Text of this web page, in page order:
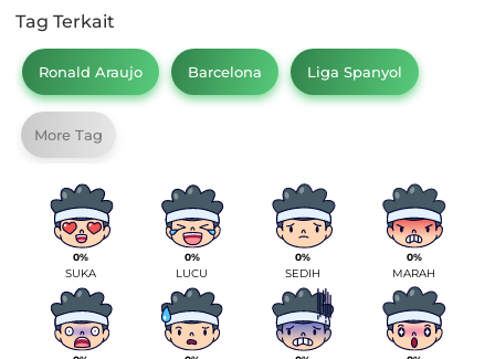
Tag Terkait
Ronald Araujo Barcelona Liga Spanyol
More Tag
0%
SUKA
0%
LUCU
0%
SEDIH
0%
MARAH